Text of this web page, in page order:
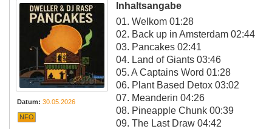
Datum: 30.05.2026
NFO
Inhaltsangabe
01. Welkom 01:28
02. Back up in Amsterdam 02:44
03. Pancakes 02:41
04. Land of Giants 03:46
05. A Captains Word 01:28
06. Plant Based Detox 03:02
07. Meanderin 04:26
08. Pineapple Chunk 00:39
09. The Last Draw 04:42